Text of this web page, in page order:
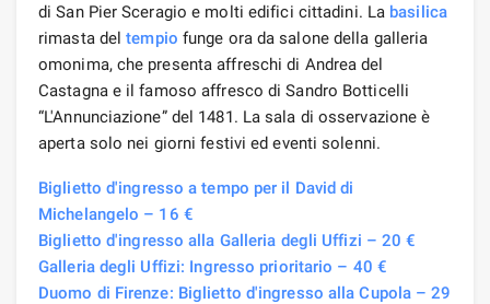
di San Pier Sceragio e molti edifici cittadini. La basilica
rimasta deltempio funge ora da salone della galleria
omonima, che presenta affreschi di Andrea del
Castagna e il famoso affresco di Sandro Botticelli
“L'Annunciazione” del 1481. La sala di osservazione è
aperta solo nei giorni festivi ed eventi solenni.
Biglietto d'ingresso a tempo per il David di
Michelangelo – 16 €
Biglietto d'ingresso alla Galleria degli Uffizi – 20 €
Galleria degli Uffizi: Ingresso prioritario – 40 €
Duomo di Firenze: Biglietto d'ingresso alla Cupola – 29